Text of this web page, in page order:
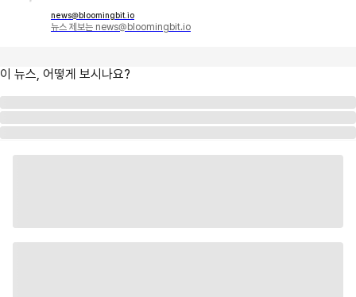
news@bloomingbit.io
뉴스 제보는 news@bloomingbit.io
이 뉴스, 어떻게 보시나요?